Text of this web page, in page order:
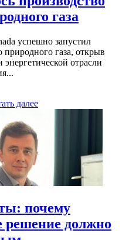
газа
успешно запустил
газа, открыв
отрасли
далее
почему
решение должно